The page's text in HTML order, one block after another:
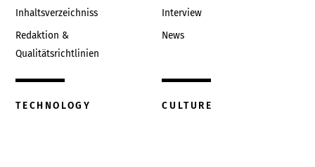
Inhaltsverzeichniss
Redaktion &
Qualitätsrichtlinien
Interview
News
TECHNOLOGY CULTURE